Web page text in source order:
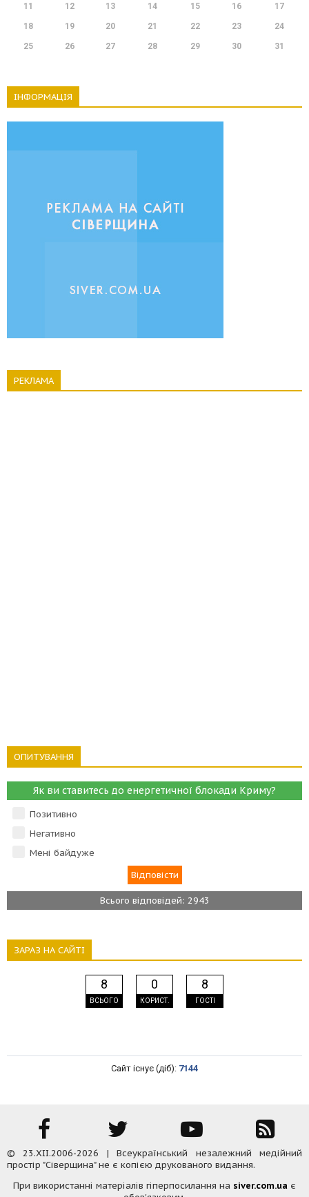
11 12 13 14 15 16 17
18 19 20 21 22 23 24
25 26 27 28 29 30 31
ІНФОРМАЦІЯ
РЕКЛАМА
ОПИТУВАННЯ
Як ви ставитесь до енергетичної блокади Криму?
Позитивно
Негативно
Мені байдуже
Всього відповідей: 2943
ЗАРАЗ НА САЙТІ
8
ВСЬОГО
0
КОРИСТ.
8
ГОСТІ
Сайт існує (діб): 7144
© 23.XII.2006-2026 | Всеукраїнський незалежний медійний
простір "Сіверщина" не є копією друкованого видання.
При використанні матеріалів гіперпосилання на siver.com.ua є